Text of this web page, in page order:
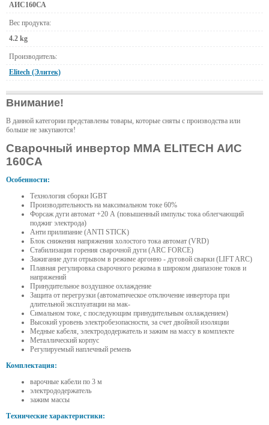
АИС160СА
Вес продукта:
4.2 kg
Производитель:
Elitech (Элитек)
Внимание!
В данной категории представлены товары, которые сняты с производства или
больше не закупаются!
Сварочный инвертор ММА ELITECH АИС
160СА
Особенности:
Технология сборки IGBT
Производительность на максимальном токе 60%
Форсаж дуги автомат +20 А (повышенный импульс тока облегчающий
поджиг электрода)
Анти прилипание (ANTI STICK)
Блок снижения напряжения холостого тока автомат (VRD)
Стабилизация горения сварочной дуги (ARC FORCE)
Зажигание дуги отрывом в режиме аргонно - дуговой сварки (LIFT ARC)
Плавная регулировка сварочного режима в широком диапазоне токов и
напряжений
Принудительное воздушное охлаждение
Защита от перегрузки (автоматическое отключение инвертора при
длительной эксплуатации на мак-
Симальном токе, с последующим принудительным охлаждением)
Высокий уровень электробезопасности, за счет двойной изоляции
Медные кабеля, электрододержатель и зажим на массу в комплекте
Металлический корпус
Регулируемый наплечный ремень
Комплектация:
варочные кабели по 3 м
электрододержатель
зажим массы
Технические характеристики: